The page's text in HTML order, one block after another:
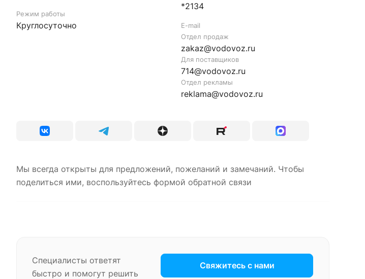
Режим работы
Круглосуточно
*2134
E-mail
Отдел продаж
zakaz@vodovoz.ru
Для поставщиков
714@vodovoz.ru
Отдел рекламы
reklama@vodovoz.ru
Мы всегда открыты для предложений, пожеланий и замечаний. Чтобы
поделиться ими, воспользуйтесь формой обратной связи
Специалисты ответят
быстро и помогут решить
Свяжитесь с нами